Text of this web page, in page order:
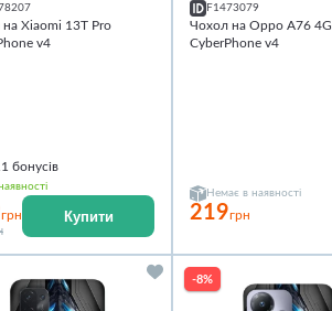
Xiaomi 13T Pro
v4
бонусів
грн Купити
F1473079
Чохол на Oppo A76 4G
CyberPhone v4
Немає в наявності
219грн
-8%